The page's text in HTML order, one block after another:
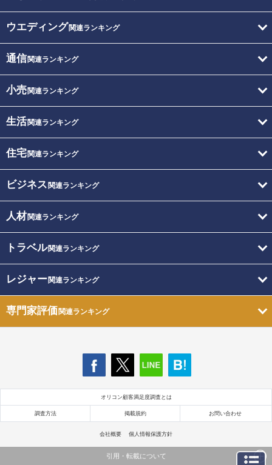
ウエディング関連ランキング
通信関連ランキング
小売関連ランキング
生活関連ランキング
住宅関連ランキング
ビジネス 関連ランキング
人材関連ランキング
トラベル関連ランキング
レジャー関連ランキング
専門家評価関連ランキング
オリコン顧客満足度調査とは
調査方法 掲載規約 お問い合わせ
会社概要 個人情報保護方針
引用・転載について